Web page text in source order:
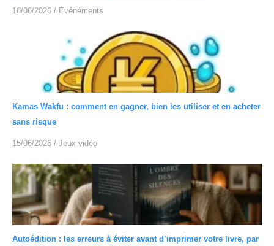
18/06/2026 / Événéments
Kamas Wakfu : comment en gagner, bien les utiliser et en acheter
sans risque
15/06/2026 / Jeux vidéo
Autoédition : les erreurs à éviter avant d’imprimer votre livre, par